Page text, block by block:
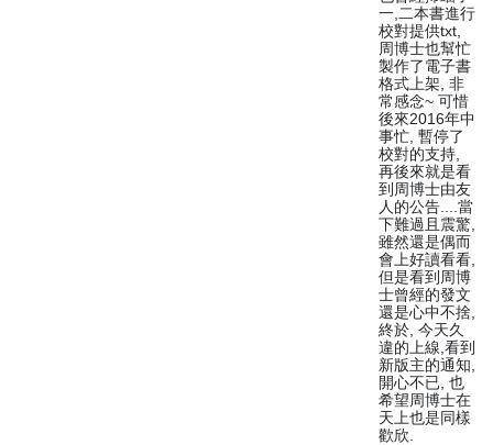
一,二本書進行
校對提供txt,
周博士也幫忙
製作了電子書
格式上架, 非
常感念~ 可惜
後來2016年中
事忙, 暫停了
校對的支持,
再後來就是看
到周博士由友
人的公告....當
下難過且震驚,
雖然還是偶而
會上好讀看看,
但是看到周博
士曾經的發文
還是心中不捨,
終於, 今天久
違的上線,看到
新版主的通知,
開心不已, 也
希望周博士在
天上也是同樣
歡欣.